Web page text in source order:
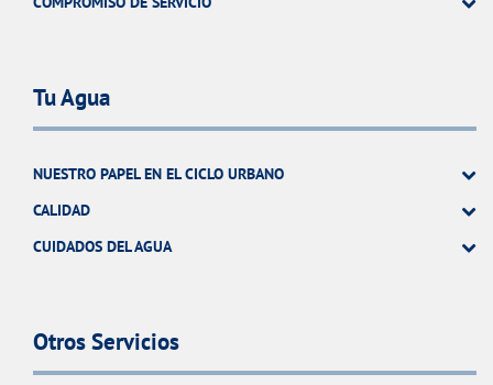
Tu Agua
NUESTRO PAPEL EN EL CICLO URBANO
CALIDAD
CUIDADOS DEL AGUA
Otros Servicios